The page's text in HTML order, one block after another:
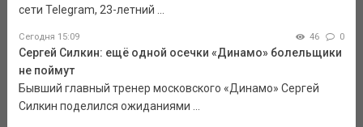
сети Telegram, 23-летний ...
Сегодня 15:09 46 0
Сергей Силкин: ещё одной осечки «Динамо» болельщики
не поймут
Бывший главный тренер московского «Динамо» Сергей
Силкин поделился ожиданиями ...